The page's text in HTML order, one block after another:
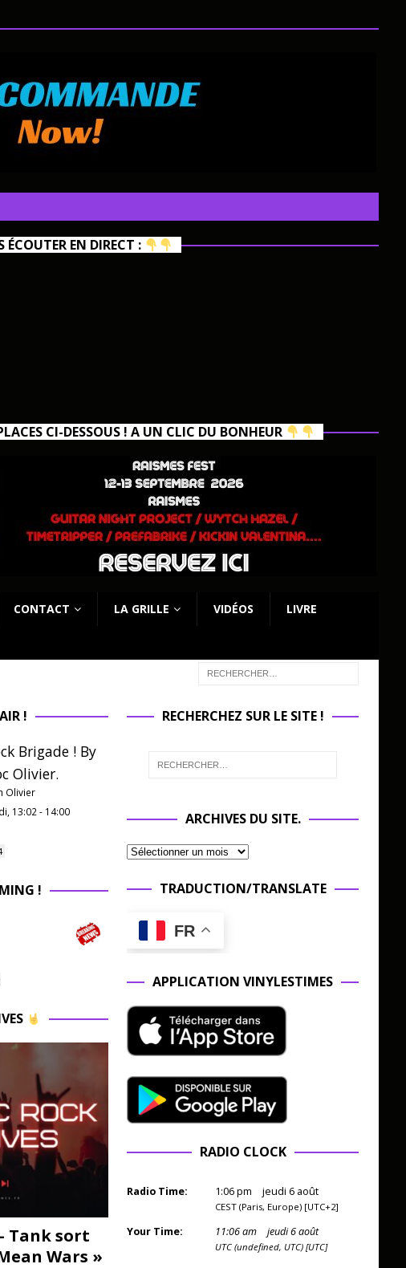
ÉCOUTER EN DIRECT :
CI-DESSOUS ! A UN CLIC DU BONHEUR
CONTACT LA GRILLE VIDÉOS LIVRE
!
Brigade ! By
Olivier.
Olivier
13:02 - 14:00
!
Tank sort
Wars »
RECHERCHEZ SUR LE SITE !
ARCHIVES DU SITE.
TRADUCTION/TRANSLATE
FR
APPLICATION VINYLESTIMES
RADIO CLOCK
Radio Time: 1:06pm jeudi 6 août
CEST (Paris, Europe) [UTC+2]
Your Time: 11:06am jeudi 6 août
UTC (undefined, UTC) [UTC]